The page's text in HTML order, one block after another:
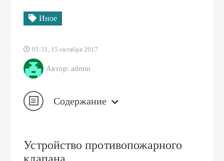
Иное
05:31, 15 октября 2017
Автор: admin
Содержание
Устройство противопожарного